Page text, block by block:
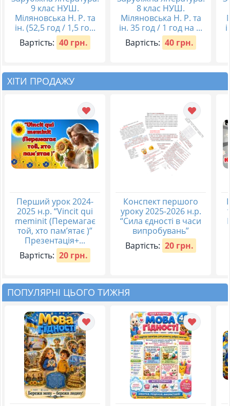
9 клас НУШ.
Міляновська Н. Р. та
ін. (52,5 год / 1,5 го...
Вартість: 40 грн.
8 клас НУШ.
Міляновська Н. Р. та
ін. 35 год / 1 год на ...
Вартість: 40 грн.
ХІТИ ПРОДАЖУ
Перший урок 2024-
2025 н.р. “Vincit qui
meminit (Перемагає
той, хто пам’ятає )”
Презентація+...
Вартість: 20 грн.
Конспект першого
уроку 2025-2026 н.р.
“Сила єдності в часи
випробувань”
Вартість: 20 грн.
ПОПУЛЯРНІ ЦЬОГО ТИЖНЯ